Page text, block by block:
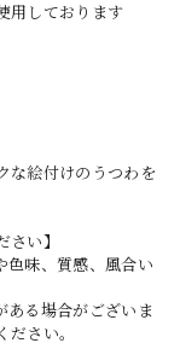
しております
な絵付けのうつわを
い】
色味、質感、風合い
ある場合がございま
さい。